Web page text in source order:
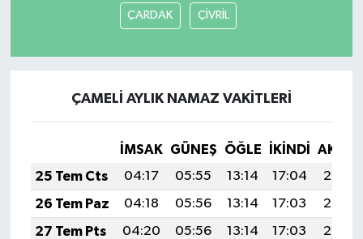
ÇARDAK ÇİVRİL
ÇAMELİ AYLIK NAMAZ VAKITLERI
İMSAK GÜNEŞ ÖĞLE İKINDI
25 Tem Cts
04:17 05:55 13:14 17:04
20:24
26 Tem Paz
04:18 05:56 13:14 17:03
20:23
27 Tem Pts
04:20 05:56 13:14 17:03
20:22